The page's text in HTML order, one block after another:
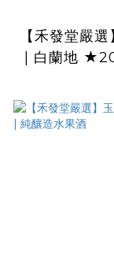
【禾發堂嚴
| 白蘭地 ★2017年度
鑑金牌